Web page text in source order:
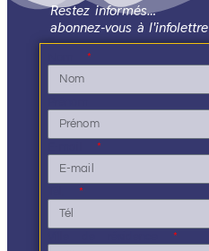
Restez informés…
abonnez-vous à l'infolettre